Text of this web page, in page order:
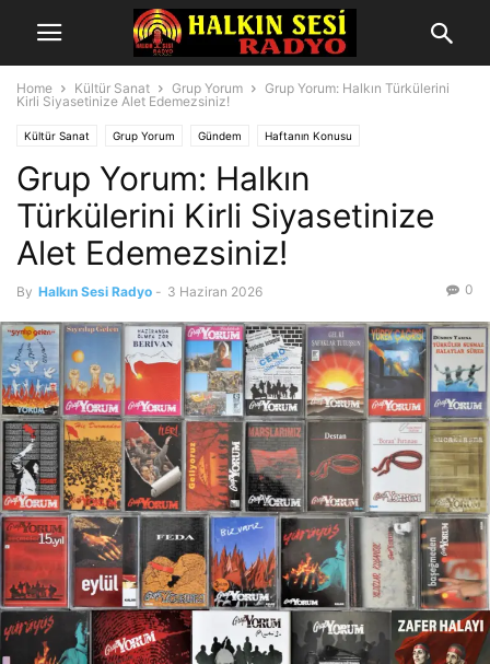
Home Kültür Sanat Grup Yorum
Grup Yorum: Halkın Türkülerini
Kirli Siyasetinize Alet Edemezsiniz!
Kültür Sanat Grup Yorum Gündem Haftanın Konusu
Grup Yorum: Halkın
Türkülerini Kirli Siyasetinize
Alet Edemezsiniz!
By Halkın Sesi Radyo - 3 Haziran 2026 0